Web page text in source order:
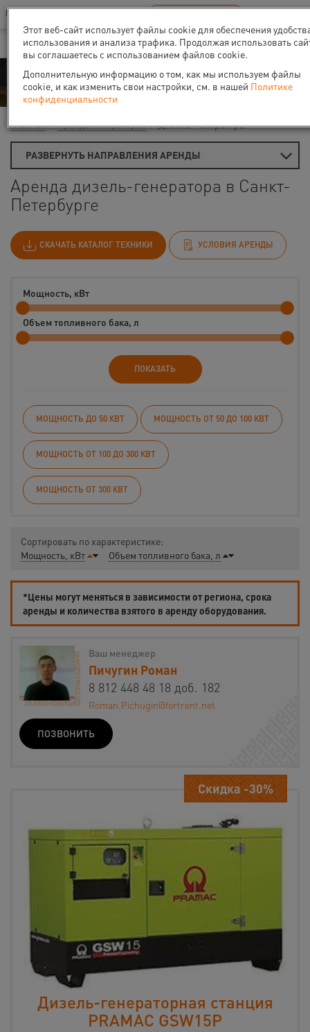
Ваш город:Санкт-Петербург
В Вашем регионе нет наших офисов RU EN
Аренда
Главная Аренда генераторов Дизель-генераторы
РАЗВЕРНУТЬ НАПРАВЛЕНИЯ АРЕНДЫ
Аренда дизель-генератора в Санкт-
Петербурге
СКАЧАТЬ КАТАЛОГ ТЕХНИКИ УСЛОВИЯ АРЕНДЫ
Мощность, кВт
Объем топливного бака, л
ПОКАЗАТЬ
МОЩНОСТЬ ДО 50 КВТ МОЩНОСТЬ ОТ 50 ДО 100 КВТ
МОЩНОСТЬ ОТ 100 ДО 300 КВТ
МОЩНОСТЬ ОТ 300 КВТ
Сортировать по характеристике:
Мощность, кВт
Объем топливного бака, л
*Цены могут меняться в зависимости от региона, срока
аренды и количества взятого в аренду оборудования.
Ваш менеджер
Пичугин Роман
8 812 448 48 18 доб. 182
Roman.Pichugin@fortrent.net
ПОЗВОНИТЬ
Скидка -30%
Дизель-генераторная станция
PRAMAC GSW15P
Этот веб-сайт использует файлы cookie для обеспечения
использования и анализа трафика. Продолжая использовать
вы соглашаетесь с использованием файлов cookie.
Дополнительную информацию о том, как мы используем файлы
cookie, и как изменить свои настройки, см. в нашей Политике
конфиденциальности